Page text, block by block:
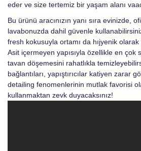
eder ve size tertemiz bir yaşam alanı
Bu ürünü aracınızın yanı sıra evinizde,
lavabonuzda dahil güvenle
fresh kokusuyla ortamı da hıjyenik olarak
Asit içermeyen yapısıyla özellikle en çok
tavan döşemesini rahatlıkla
bağlantıları, yapıştırıcılar katiyen zarar
detailing fenomenlerinin mutlak favorisi
kullanmaktan zevk duyacaksınız!